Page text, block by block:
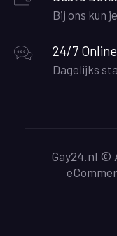
Bij ons kun
24/7
Dagelijks
Gay24.nl ©